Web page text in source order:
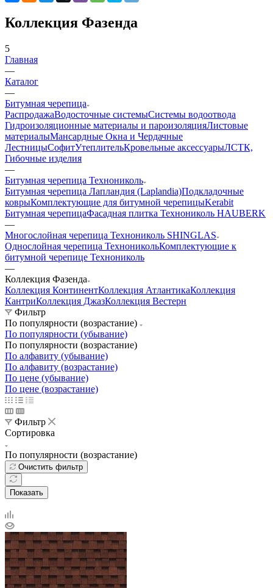
Коллекция Фазенда
5
Главная
—
Каталог
—
Битумная черепица
РаспродажаВодосточные системыСистемы водоотвода
Гидроизоляционные материалы и пароизоляцияЛистовые
материалыМансардные Окна и Чердачные
ЛестницыСофитУтеплительКровельные аксессуарыЛСТК,
Гибочные изделия
—
Битумная черепица Технониколь
Битумная черепица Лапландия (Laplandia)Подкладочные
коврыКомплектующие для битумной черепицыKerabit
Битумная черепицаФасадная плитка Технониколь HAUBERK
—
Многослойная черепица Технониколь SHINGLAS
Однослойная черепица ТехноникольКомплектующие к
битумной черепице Технониколь
—
Коллекция Фазенда
Коллекция КонтинентКоллекция АтлантикаКоллекция
КантриКоллекция ДжазКоллекция Вестерн
Фильтр
По популярности (возрастание)
По популярности (убывание)
По популярности (возрастание)
По алфавиту (убывание)
По алфавиту (возрастание)
По цене (убывание)
По цене (возрастание)
Фильтр
Сортировка
По популярности (возрастание)
Очистить фильтр
Показать